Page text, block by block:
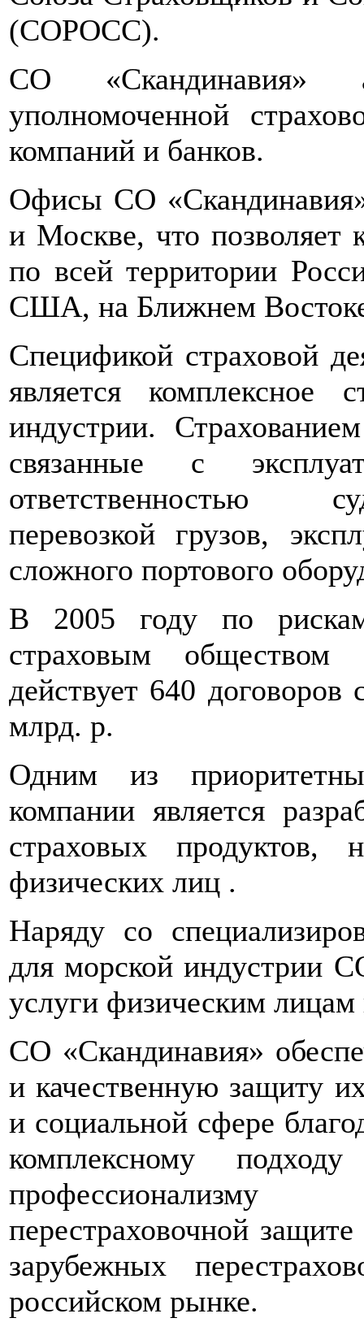
(СОРОСС).
СО «Скандинавия»
уполномоченной
компаний и банков.
Офисы СО «Скандинавия»
и Москве, что позволяет
по всей территории
США, на Ближнем
Спецификой страховой
является комплексное
индустрии.
связанные с
ответственностью
перевозкой грузов,
сложного портового
В 2005 году по рискам
страховым обществом
действует 640
млрд. р.
Одним из
компании является
страховых продуктов,
физических лиц .
Наряду со
для морской индустрии
услуги физическим
СО «Скандинавия»
и качественную защиту
и социальной сфере
комплексному
перестраховочной
зарубежных
российском рынке.